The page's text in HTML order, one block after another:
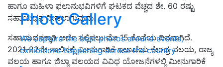
Photo Gallery
We capture the best photos around events,
exhibitions happening across the country
ಹಾಗೂ ಮಹಿಳಾ ಫಲಾನುಭವಿಗಳಿಗೆ ಘಟಕದ ವೆಚ್ಚದ ಶೇ. 60 ರಷ್ಟು
ಸಹಾಯಧನ ನೀಡಲಾಗುವುದು.
ಸಹಾಯಧನಕ್ಕಾಗಿ ಅರ್ಜಿ ಸಲ್ಲಿಸಲು ಮೇ 15 ಕೊನೆಯ ದಿನವಾಗಿದೆ.
2021-22ನೇ ಸಾಲಿನಲ್ಲಿ ಮೀನುಗಾರಿಕೆ ಇಲಾಖೆಯ ಕೇಂದ್ರ ವಲಯ, ರಾಜ್ಯ
ವಲಯ ಹಾಗೂ ಜಿಲ್ಲಾ ವಲಯದ ವಿವಿಧ ಯೋಜನೆಗಳಲ್ಲಿ ಮೀನುಗಾರಿಕೆ